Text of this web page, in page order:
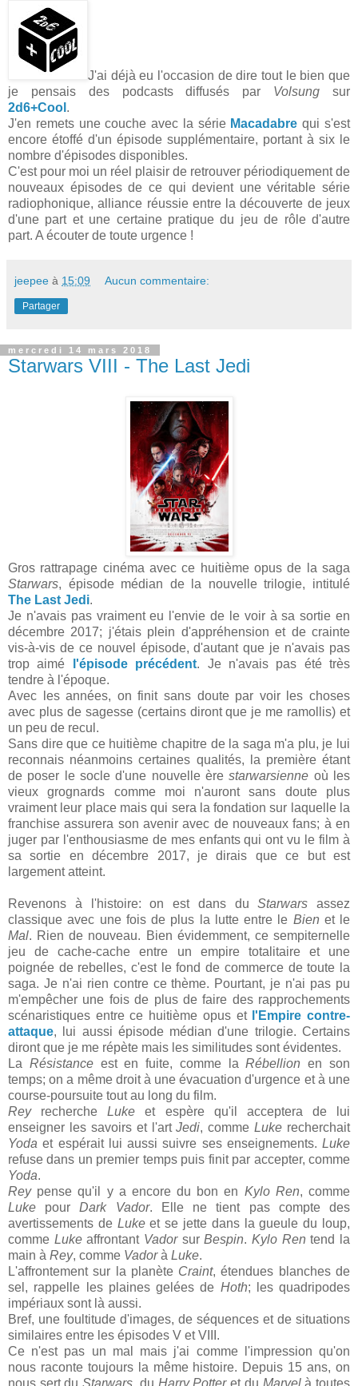
J'ai déjà eu l'occasion de dire tout le bien que
je pensais des podcasts diffusés par Volsungsur
2d6+Cool .
J'en remets une couche avec la série Macadabre qui s'est
encore étoffé d'un épisode supplémentaire, portant à six le
nombre d'épisodes disponibles.
C'est pour moi un réel plaisir de retrouver périodiquement de
nouveaux épisodes de ce qui devient une véritable série
radiophonique, alliance réussie entre la découverte de jeux
d'une part et une certaine pratique du jeu de rôle d'autre
part. A écouter de toute urgence !
jeepee à 15:09 Aucun commentaire:
Partager
mercredi 14 mars 2018
Starwars VIII - The Last Jedi
Gros rattrapage cinéma avec ce huitième opus de la saga
Starwars, épisode médian de la nouvelle trilogie, intitulé
The Last Jedi.
Je n'avais pas vraiment eu l'envie de le voir à sa sortie en
décembre 2017; j'étais plein d'appréhension et de crainte
vis-à-vis de ce nouvel épisode, d'autant que je n'avais pas
trop aimé
l'épisode précédent. Je n'avais pas été très
tendre à l'époque.
Avec les années, on finit sans doute par voir les choses
avec plus de sagesse (certains diront que je me ramollis) et
un peu de recul.
Sans dire que ce huitième chapitre de la saga m'a plu, je lui
reconnais néanmoins certaines qualités, la première étant
de poser le socle d'une nouvelle èrestarwarsienne où les
vieux grognards comme moi n'auront sans doute plus
vraiment leur place mais qui sera la fondation sur laquelle la
franchise assurera son avenir avec de nouveaux fans; à en
juger par l'enthousiasme de mes enfants qui ont vu le film à
sa sortie en décembre 2017, je dirais que ce but est
largement atteint.
Revenons à l'histoire: on est dans duStarwars assez
classique avec une fois de plus la lutte entre le Bien et le
Mal. Rien de nouveau. Bien évidemment, ce sempiternelle
jeu de cache-cache entre un empire totalitaire et une
poignée de rebelles, c'est le fond de commerce de toute la
saga. Je n'ai rien contre ce thème. Pourtant, je n'ai pas pu
m'empêcher une fois de plus de faire des rapprochements
scénaristiques entre ce huitième opus et l'Empire contre-
attaque, lui aussi épisode médian d'une trilogie. Certains
diront que je me répète mais les similitudes sont évidentes.
La Résistance est en fuite, comme laRébellionen son
temps; on a même droit à une évacuation d'urgence et à une
course-poursuite tout au long du film.
Rey rechercheLukeet espère qu'il acceptera de lui
enseigner les savoirs et l'artJedi, commeLuke recherchait
Yodaet espérait lui aussi suivre ses enseignements. Luke
refuse dans un premier temps puis finit par accepter, comme
Yoda.
Rey pense qu'il y a encore du bon en Kylo Ren, comme
Luke pourDark Vador. Elle ne tient pas compte des
avertissements de Lukeet se jette dans la gueule du loup,
comme Lukeaffrontant Vador surBespin.Kylo Ren tend la
main à Rey, comme Vadorà Luke.
L'affrontement sur la planète Craint, étendues blanches de
sel, rappelle les plaines gelées de Hoth; les quadripodes
impériaux sont là aussi.
Bref, une foultitude d'images, de séquences et de situations
similaires entre les épisodes V et VIII.
Ce n'est pas un mal mais j'ai comme l'impression qu'on
nous raconte toujours la même histoire. Depuis 15 ans, on
nous sert duStarwars , du Harry Potteret du Marvelà toutes